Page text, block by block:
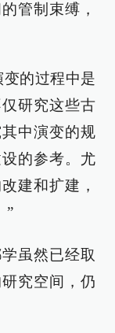
管制束缚，
的过程中是
研究这些古
中演变的规
的参考。尤
建和扩建，
”
虽然已经取
究空间，仍